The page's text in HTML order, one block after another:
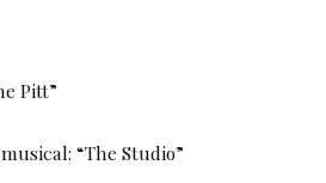
Pitt”
“The Studio”